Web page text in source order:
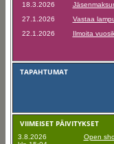
18.3.2026
27.1.2026
Vastaa
22.1.2026
Ilmoita
TAPAHTUMAT
VIIMEISET PÄIVITYKSET
3.8.2026
Open